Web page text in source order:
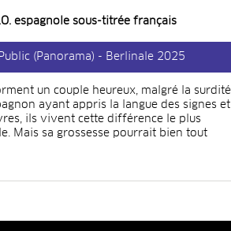
espagnole sous-titrée français
(Panorama) - Berlinale 2025
un couple heureux, malgré la surdité
ayant appris la langue des signes et
ils vivent cette différence le plus
Mais sa grossesse pourrait bien tout